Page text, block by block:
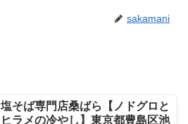
sakamani
塩そば専門店桑ばら【ノドグロと
ヒラメの冷やし】東京都豊島区池